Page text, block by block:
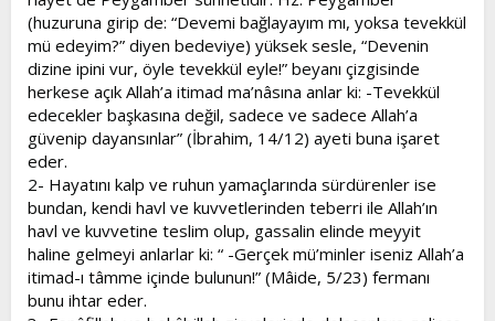
(huzuruna girip de: “Devemi bağlayayım mı, yoksa tevekkül
mü edeyim?” diyen bedeviye) yüksek sesle, “Devenin
dizine ipini vur, öyle tevekkül eyle!” beyanı çizgisinde
herkese açık Allah’a itimad ma’nâsına anlar ki: -Tevekkül
edecekler başkasına değil, sadece ve sadece Allah’a
güvenip dayansınlar” (İbrahim, 14/12) ayeti buna işaret
eder.
2- Hayatını kalp ve ruhun yamaçlarında sürdürenler ise
bundan, kendi havl ve kuvvetlerinden teberri ile Allah’ın
havl ve kuvvetine teslim olup, gassalin elinde meyyit
haline gelmeyi anlarlar ki: “ -Gerçek mü’minler iseniz Allah’a
itimad-ı tâmme içinde bulunun!” (Mâide, 5/23) fermanı
bunu ihtar eder.